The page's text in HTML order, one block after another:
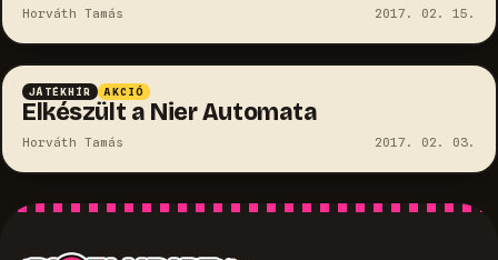
Horváth Tamás 2017. 02. 15.
JÁTÉKHÍR AKCIÓ
Elkészült a Nier Automata
Horváth Tamás 2017. 02. 03.